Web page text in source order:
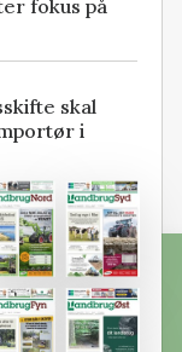
fokus på
skal
i